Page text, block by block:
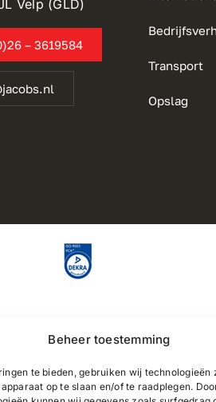
Beheer toestemming
te bieden, gebruiken wij technologieën
op te slaan en/of te raadplegen.
Velp (GLD)
– 3619584
Transport
Opslag
Verhuizingen |Sitemap|